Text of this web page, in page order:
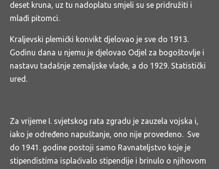
deset kruna, uz tu nadoplatu smjeli su se pridružiti i
mlađi pitomci.
Kraljevski plemićki konvikt djelovao je sve do 1913.
Godinu dana u njemu je djelovao Odjel za bogoštovlje i
nastavu tadašnje zemaljske vlade, a do 1929. Statistički
ured.
Za vrijeme I. svjetskog rata zgradu je zauzela vojska i,
iako je određeno napuštanje, ono nije provedeno. Sve
do 1941. godine postoji samo Ravnateljstvo koje je
stipendistima isplaćivalo stipendije i brinulo o njihovom